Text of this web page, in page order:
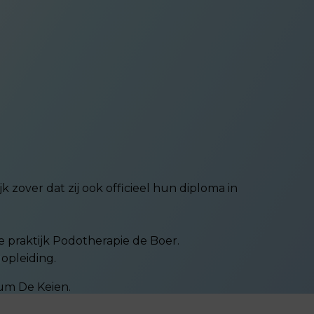
zover dat zij ook officieel hun diploma in
praktijk Podotherapie de Boer.
De Keien.